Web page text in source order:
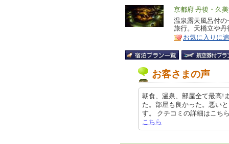
エ
リ
ア
京都府 丹後・久
特
徴
温泉露天風呂付
旅行。天橋立や
お気に入りに
お客さまの声
朝食、温泉、部屋全て最高!
た。部屋も良かった。悪い
す。 クチコミの詳細はこ
こちら